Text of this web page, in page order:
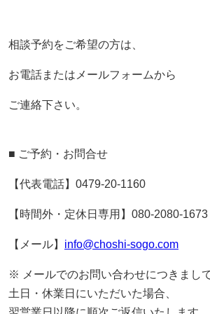
相談予約をご希望の方は、
お電話またはメールフォームから
ご連絡下さい。
■ ご予約・お問合せ
【代表電話】0479-20-1160
【時間外・定休日専用】080-2080-1673
【メール】 info@choshi-sogo.com
※ メールでのお問い合わせにつきまし
土日・休業日にいただいた場合、